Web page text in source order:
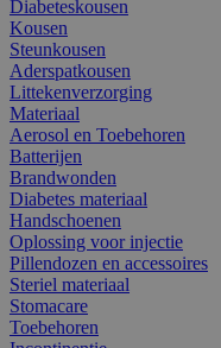
Diabeteskousen
Kousen
Steunkousen
Aderspatkousen
Littekenverzorging
Materiaal
Aerosol en Toebehoren
Batterijen
Brandwonden
Diabetes materiaal
Handschoenen
Oplossing voor injectie
Pillendozen en accessoires
Steriel materiaal
Stomacare
Toebehoren